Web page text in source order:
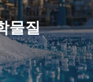
물질
화학물질